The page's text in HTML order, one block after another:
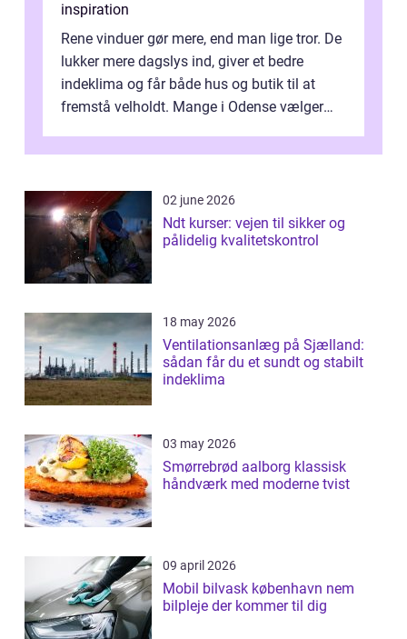
inspiration
Rene vinduer gør mere, end man lige tror. De
lukker mere dagslys ind, giver et bedre
indeklima og får både hus og butik til at
fremstå velholdt. Mange i Odense vælger
02 june 2026
Ndt kurser: vejen til sikker og
pålidelig kvalitetskontrol
18 may 2026
Ventilationsanlæg på Sjælland:
sådan får du et sundt og stabilt
indeklima
03 may 2026
Smørrebrød aalborg klassisk
håndværk med moderne tvist
09 april 2026
Mobil bilvask københavn nem
bilpleje der kommer til dig